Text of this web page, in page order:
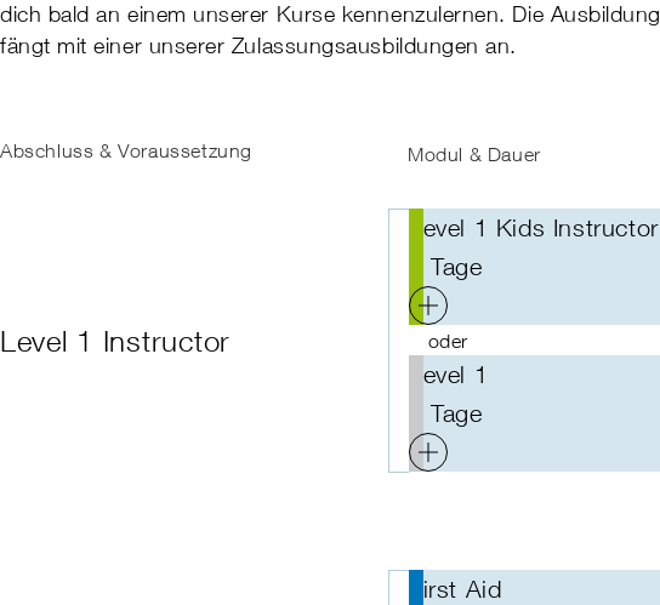
dich bald an einem unserer Kurse kennenzulernen. Die Ausbildung
fängt mit einer unserer Zulassungsausbildungen an.
Abschluss & Voraussetzung Modul & Dauer
Level 1 Instructor
Level 1 Kids Instructor
5 Tage
oder
Level 1
5 Tage
First Aid